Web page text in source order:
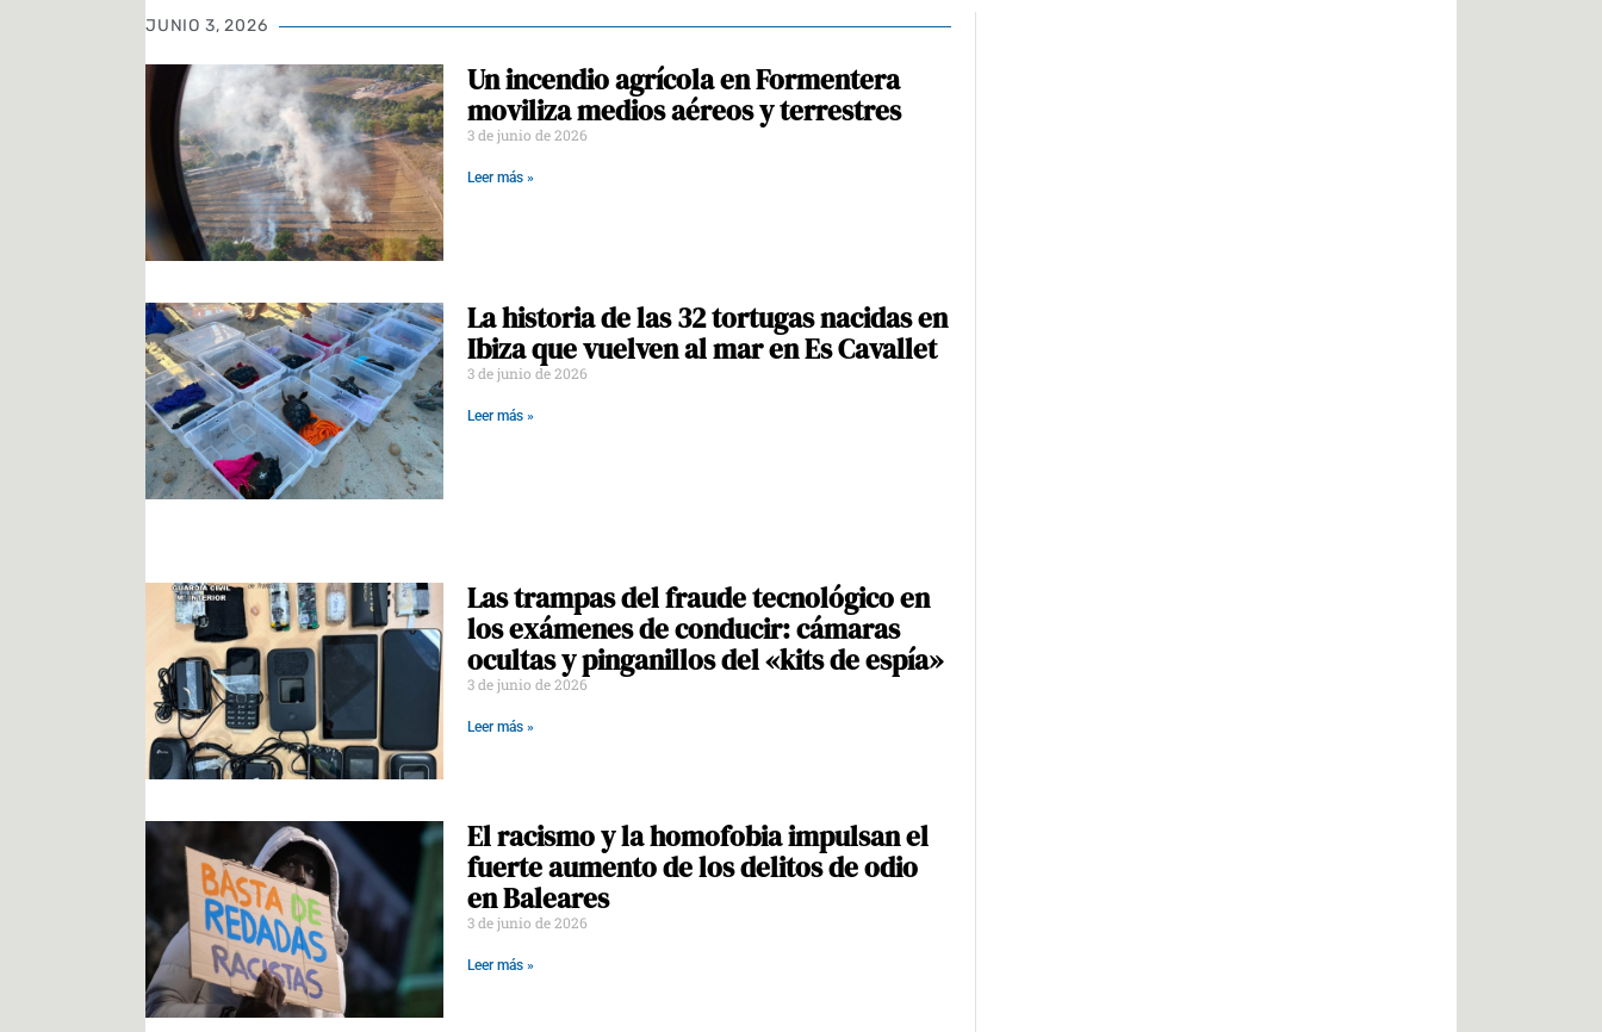
JUNIO 3, 2026
Un incendio agrícola en Formentera
moviliza medios aéreos y terrestres
3 de junio de 2026
Leer más »
La historia de las 32 tortugas nacidas en
Ibiza que vuelven al mar en Es Cavallet
3 de junio de 2026
Leer más »
Las trampas del fraude tecnológico en
los exámenes de conducir: cámaras
ocultas y pinganillos del «kits de espía»
3 de junio de 2026
Leer más »
El racismo y la homofobia impulsan el
fuerte aumento de los delitos de odio
en Baleares
3 de junio de 2026
Leer más »